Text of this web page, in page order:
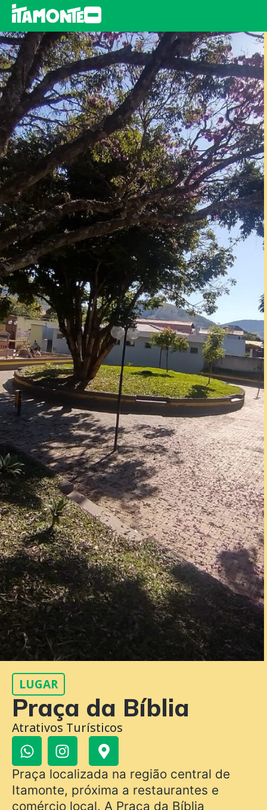
LUGAR
Praça da Bíblia
Atrativos Turísticos
Praça localizada na região central de
Itamonte, próxima a restaurantes e
comércio local. A Praça da Bíblia